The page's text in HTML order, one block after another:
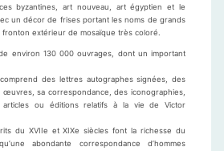
byzantines, art nouveau, art égyptien et le
un décor de frises portant les noms de grands
fronton extérieur de mosaïque très coloré.
environ 130 000 ouvrages, dont un important
des lettres autographes signées, des
œuvres, sa correspondance, des iconographies,
articles ou éditions relatifs à la vie de Victor
du XVIIe et XIXe siècles font la richesse du
abondante correspondance d’hommes